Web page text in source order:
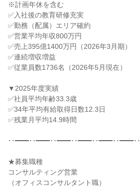
※計画年休を含む
✅入社後の教育研修充実
✅勤務（配属）エリア確約
✅営業平均年収800万円
✅売上395億1400万円（2026年3月期）
✅連続増収増益
✅従業員数1736名（2026年5月現在）
▼2025年度実績
✅社員平均年齢33.3歳
✅34年平均有給取得日数12.3日
✅残業月平均14.9時間
･･━━･･━━･･━━･･━━･･━━･･━━･･
★募集職種
コンサルティング営業
（オフィスコンサルタント職）